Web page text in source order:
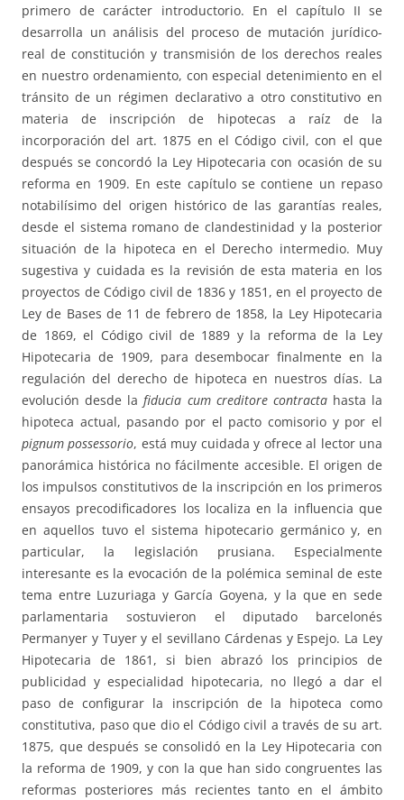
primero de carácter introductorio. En el capítulo II se
desarrolla un análisis del proceso de mutación jurídico-
real de constitución y transmisión de los derechos reales
en nuestro ordenamiento, con especial detenimiento en el
tránsito de un régimen declarativo a otro constitutivo en
materia de inscripción de hipotecas a raíz de la
incorporación del art. 1875 en el Código civil, con el que
después se concordó la Ley Hipotecaria con ocasión de su
reforma en 1909. En este capítulo se contiene un repaso
notabilísimo del origen histórico de las garantías reales,
desde el sistema romano de clandestinidad y la posterior
situación de la hipoteca en el Derecho intermedio. Muy
sugestiva y cuidada es la revisión de esta materia en los
proyectos de Código civil de 1836 y 1851, en el proyecto de
Ley de Bases de 11 de febrero de 1858, la Ley Hipotecaria
de 1869, el Código civil de 1889 y la reforma de la Ley
Hipotecaria de 1909, para desembocar finalmente en la
regulación del derecho de hipoteca en nuestros días. La
evolución desde lafiducia cum creditore contractahasta la
hipoteca actual, pasando por el pacto comisorio y por el
pignum possessorio, está muy cuidada y ofrece al lector una
panorámica histórica no fácilmente accesible. El origen de
los impulsos constitutivos de la inscripción en los primeros
ensayos precodificadores los localiza en la influencia que
en aquellos tuvo el sistema hipotecario germánico y, en
particular, la legislación prusiana. Especialmente
interesante es la evocación de la polémica seminal de este
tema entre Luzuriaga y García Goyena, y la que en sede
parlamentaria sostuvieron el diputado barcelonés
Permanyer y Tuyer y el sevillano Cárdenas y Espejo. La Ley
Hipotecaria de 1861, si bien abrazó los principios de
publicidad y especialidad hipotecaria, no llegó a dar el
paso de configurar la inscripción de la hipoteca como
constitutiva, paso que dio el Código civil a través de su art.
1875, que después se consolidó en la Ley Hipotecaria con
la reforma de 1909, y con la que han sido congruentes las
reformas posteriores más recientes tanto en el ámbito